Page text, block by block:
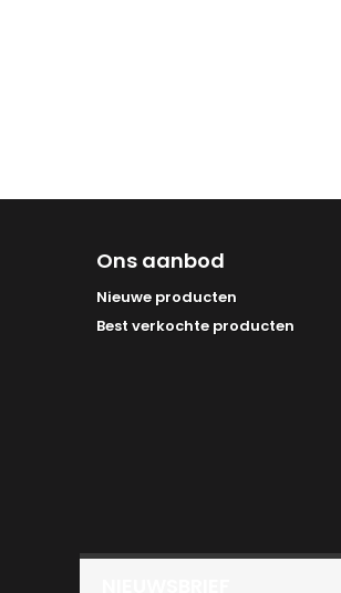
Ons aanbod
Nieuwe producten
Best verkochte producten